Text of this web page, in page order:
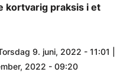
kortvarig praksis i et
9. juni, 2022 - 11:01 |
2022 - 09:20